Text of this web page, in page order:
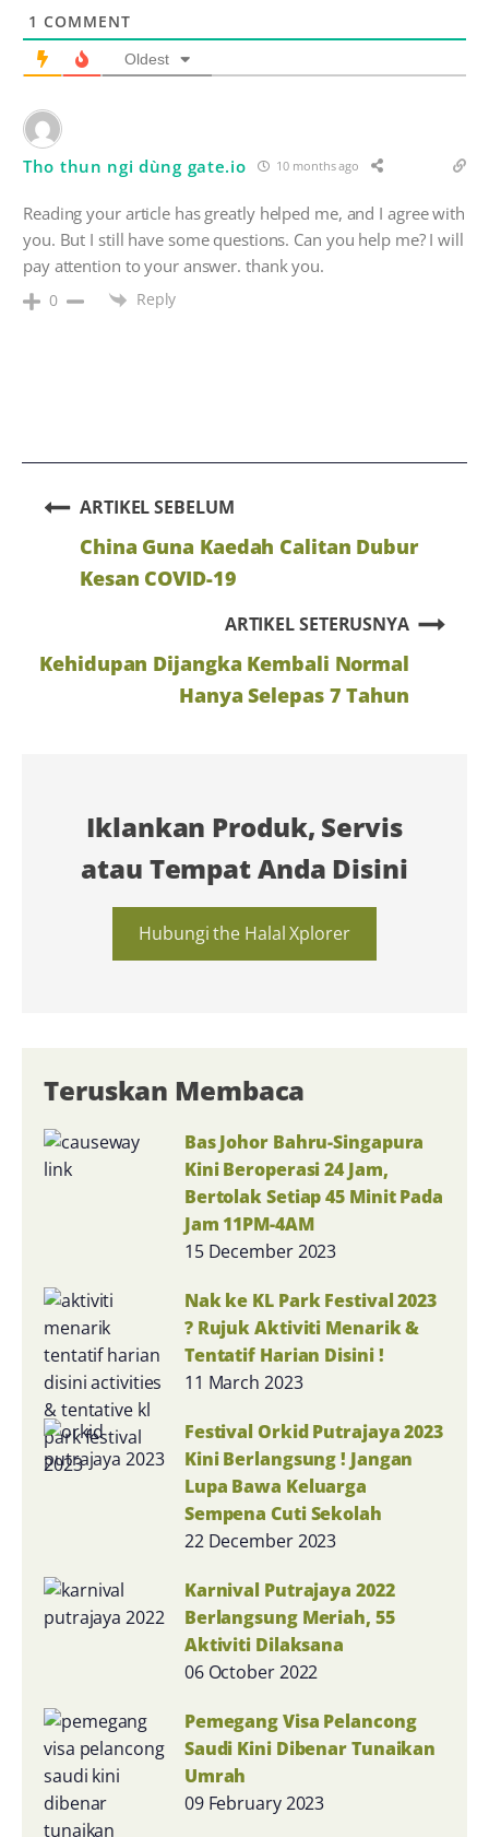
Teruskan Membaca
Bas Johor Bahru-Singapura
Kini Beroperasi 24 Jam,
Bertolak Setiap 45 Minit Pada
Jam 11PM-4AM
15 December 2023
Nak ke KL Park Festival 2023
? Rujuk Aktiviti Menarik &
Tentatif Harian Disini !
11 March 2023
Festival Orkid Putrajaya 2023
Kini Berlangsung ! Jangan
Lupa Bawa Keluarga
Sempena Cuti Sekolah
22 December 2023
Karnival Putrajaya 2022
Berlangsung Meriah, 55
Aktiviti Dilaksana
06 October 2022
Pemegang Visa Pelancong
Saudi Kini Dibenar Tunaikan
Umrah
09 February 2023
Iklankan Produk, Servis
atau Tempat Anda Disini
Hubungi the Halal Xplorer
1 COMMENT
Oldest
Tho thun ngi dùng gate.io 10 months ago
Reading your article has greatly helped me, and I agree with
you. But I still have some questions. Can you help me? I will
pay attention to your answer. thank you.
0 Reply
ARTIKEL SEBELUM
China Guna Kaedah Calitan Dubur
Kesan COVID-19
ARTIKEL SETERUSNYA
Kehidupan Dijangka Kembali Normal
Hanya Selepas 7 Tahun